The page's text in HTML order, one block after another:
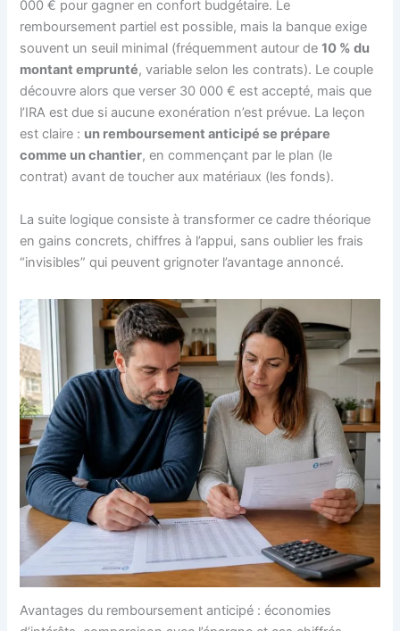
000 € pour gagner en confort budgétaire. Le
remboursement partiel est possible, mais la banque exige
souvent un seuil minimal (fréquemment autour de10 % du
montant emprunté, variable selon les contrats). Le couple
découvre alors que verser 30 000 € est accepté, mais que
l’IRA est due si aucune exonération n’est prévue. La leçon
est claire : un remboursement anticipé se prépare
comme un chantier, en commençant par le plan (le
contrat) avant de toucher aux matériaux (les fonds).
La suite logique consiste à transformer ce cadre théorique
en gains concrets, chiffres à l’appui, sans oublier les frais
“invisibles” qui peuvent grignoter l’avantage annoncé.
Avantages du remboursement anticipé : économies